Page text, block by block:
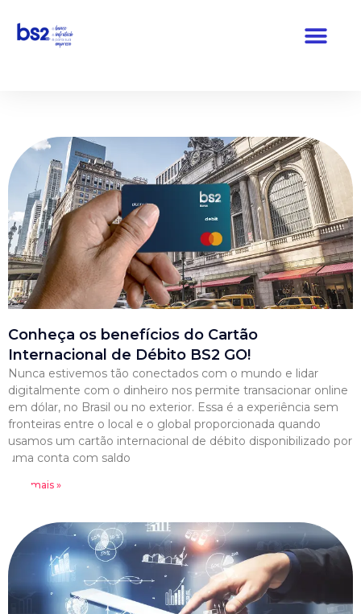
Pular
Conheça os benefícios do Cartão
Internacional de Débito BS2 GO!
Nunca estivemos tão conectados com o mundo e lidar
digitalmente com o dinheiro nos permite transacionar online
em dólar, no Brasil ou no exterior. Essa é a experiência sem
fronteiras entre o local e o global proporcionada quando
usamos um cartão internacional de débito disponibilizado por
uma conta com saldo
Leia mais »